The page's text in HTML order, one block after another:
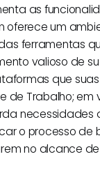
as
um
ferramentas
valioso de
que
Trabalho; em
necessidades
o processo de
no alcance